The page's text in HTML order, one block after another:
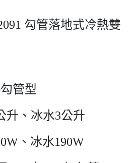
勾管落地式冷熱雙
管型
、冰水3公升
、冰水190W